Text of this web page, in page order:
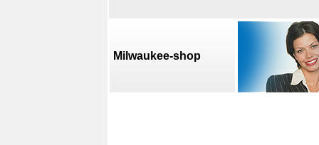
Milwaukee-shop